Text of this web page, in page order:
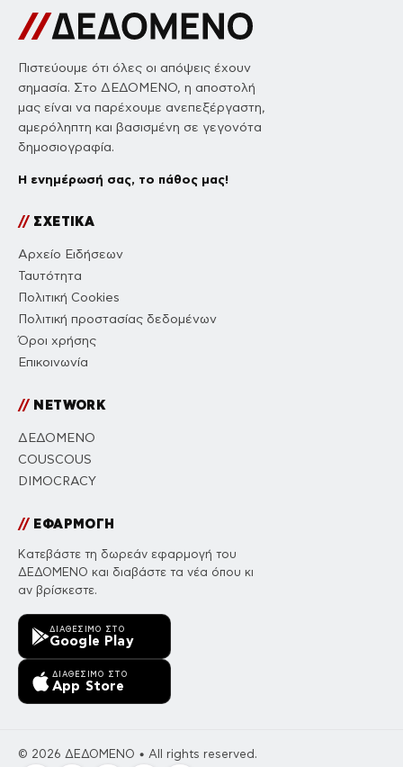
Πιστεύουμε ότι όλες οι απόψεις έχουν
σημασία. Στο ΔΕΔΟΜΕΝΟ, η αποστολή
μας είναι να παρέχουμε ανεπεξέργαστη,
αμερόληπτη και βασισμένη σε γεγονότα
δημοσιογραφία.
Η ενημέρωσή σας, το πάθος μας!
//ΣΧΕΤΙΚΑ
Αρχείο Ειδήσεων
Ταυτότητα
Πολιτική Cookies
Πολιτική προστασίας δεδομένων
Όροι χρήσης
Επικοινωνία
//NETWORK
ΔΕΔΟΜΕΝΟ
COUSCOUS
DIMOCRACY
//ΕΦΑΡΜΟΓΗ
Κατεβάστε τη δωρεάν εφαρμογή του
ΔΕΔΟΜΕΝΟ και διαβάστε τα νέα όπου κι
αν βρίσκεστε.
ΔΙΑΘΈΣΙΜΟ ΣΤΟ
Google Play
ΔΙΑΘΈΣΙΜΟ ΣΤΟ
App Store
© 2026 ΔΕΔΟΜΕΝΟ • All rights reserved.